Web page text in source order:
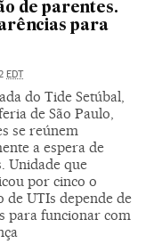
de parentes.
para
EDT
do Tide Setúbal,
de São Paulo,
se reúnem
a espera de
Unidade que
por cinco o
de UTIs depende de
para funcionar com